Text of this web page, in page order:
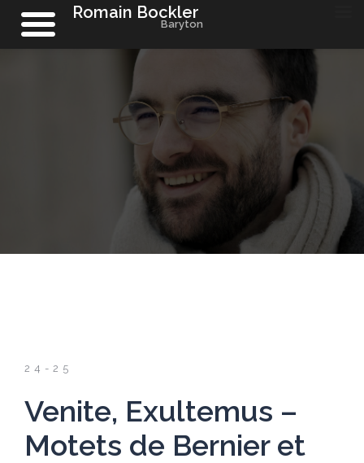
24-25
Venite, Exultemus –
Motets de Bernier et
Romain Bockler
Baryton